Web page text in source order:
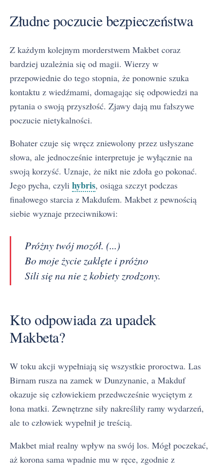
Złudne poczucie bezpieczeństwa
Z każdym kolejnym morderstwem Makbet coraz
bardziej uzależnia się od magii. Wierzy w
przepowiednie do tego stopnia, że ponownie szuka
kontaktu z wiedźmami, domagając się odpowiedzi na
pytania o swoją przyszłość. Zjawy dają mu fałszywe
poczucie nietykalności.
Bohater czuje się wręcz zniewolony przez usłyszane
słowa, ale jednocześnie interpretuje je wyłącznie na
swoją korzyść. Uznaje, że nikt nie zdoła go pokonać.
Jego pycha, czyli hybris, osiąga szczyt podczas
finałowego starcia z Makdufem. Makbet z pewnością
siebie wyznaje przeciwnikowi:
Próżny twój mozół. (...)
Bo moje życie zaklęte i próżno
Sili się na nie z kobiety zrodzony.
Kto odpowiada za upadek
Makbeta?
W toku akcji wypełniają się wszystkie proroctwa. Las
Birnam rusza na zamek w Dunzynanie, a Makduf
okazuje się człowiekiem przedwcześnie wyciętym z
łona matki. Zewnętrzne siły nakreśliły ramy wydarzeń,
ale to człowiek wypełnił je treścią.
Makbet miał realny wpływ na swój los. Mógł poczekać,
aż korona sama wpadnie mu w ręce, zgodnie z